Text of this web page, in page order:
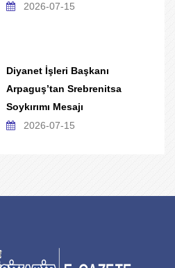
2026-07-15
Diyanet İşleri Başkanı
Arpaguş’tan Srebrenitsa
Soykırımı Mesajı
2026-07-15